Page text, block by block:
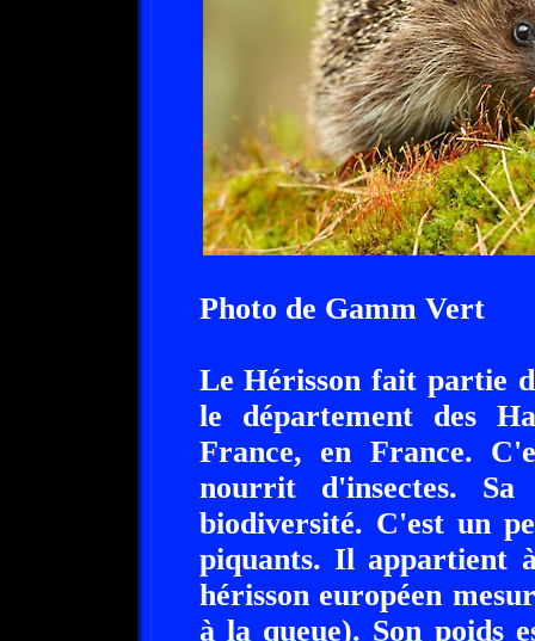
Photo de Gamm Vert
Le Hérisson fait partie
le département des
France, en France.
nourrit d'insectes.
biodiversité. C'est un
piquants. Il appartient
hérisson européen
à la queue). Son poids